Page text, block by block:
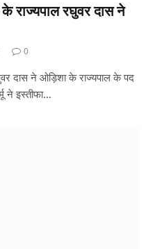
राज्यपाल रघुवर दास ने
0
दास ने ओड़िशा के राज्यपाल के पद
ने इस्तीफा…